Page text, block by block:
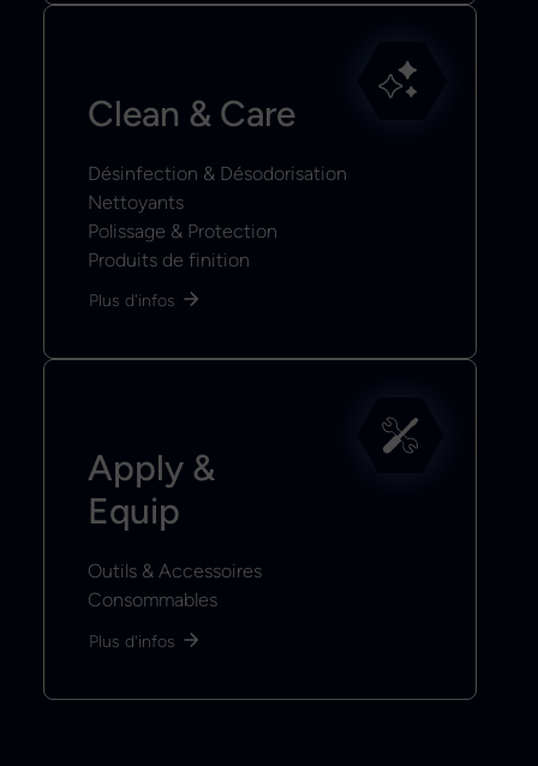
Clean & Care
Désinfection & Désodorisation
Nettoyants
Polissage & Protection
Produits de finition
Plus d'infos
Apply &
Equip
Outils & Accessoires
Consommables
Plus d'infos